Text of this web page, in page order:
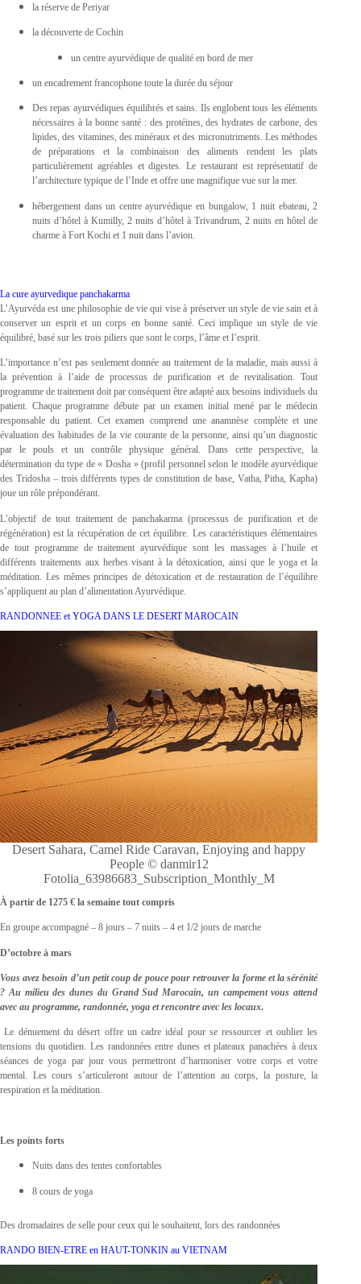
la réserve de Periyar
la découverte de Cochin
un centre ayurvédique de qualité en bord de mer
un encadrement francophone toute la durée du séjour
Des repas ayurvédiques équilibrés et sains. Ils englobent tous les éléments
nécessaires à la bonne santé : des protéines, des hydrates de carbone, des
lipides, des vitamines, des minéraux et des micronutriments. Les méthodes
de préparations et la combinaison des aliments rendent les plats
particulièrement agréables et digestes. Le restaurant est représentatif de
l’architecture typique de l’Inde et offre une magnifique vue sur la mer.
hébergement dans un centre ayurvédique en bungalow, 1 nuit ebateau, 2
nuits d’hôtel à Kumilly, 2 nuits d’hôtel à Trivandrum, 2 nuits en hôtel de
charme à Fort Kochi et 1 nuit dans l’avion.
La cure ayurvedique panchakarma
L’Ayurvéda est une philosophie de vie qui vise à préserver un style de vie sain et à
conserver un esprit et un corps en bonne santé. Ceci implique un style de vie
équilibré, basé sur les trois piliers que sont le corps, l’âme et l’esprit.
L’importance n’est pas seulement donnée au traitement de la maladie, mais aussi à
la prévention à l’aide de processus de purification et de revitalisation. Tout
programme de traitement doit par conséquent être adapté aux besoins individuels du
patient. Chaque programme débute par un examen initial mené par le médecin
responsable du patient. Cet examen comprend une anamnèse complète et une
évaluation des habitudes de la vie courante de la personne, ainsi qu’un diagnostic
par le pouls et un contrôle physique général. Dans cette perspective, la
détermination du type de « Dosha » (profil personnel selon le modèle ayurvédique
des Tridosha – trois différents types de constitution de base, Vatha, Pitha, Kapha)
joue un rôle prépondérant.
L’objectif de tout traitement de panchakarma (processus de purification et de
régénération) est la récupération de cet équilibre. Les caractéristiques élémentaires
de tout programme de traitement ayurvédique sont les massages à l’huile et
différents traitements aux herbes visant à la détoxication, ainsi que le yoga et la
méditation. Les mêmes principes de détoxication et de restauration de l’équilibre
s’appliquent au plan d’alimentation Ayurvédique.
RANDONNEE et YOGA DANS LE DESERT MAROCAIN
Desert Sahara, Camel Ride Caravan, Enjoying and happy
People © danmir12
Fotolia_63986683_Subscription_Monthly_M
À partir de 1275 € la semaine tout compris
En groupe accompagné – 8 jours – 7 nuits – 4 et 1/2 jours de marche
D’octobre à mars
Vous avez besoin d’un petit coup de pouce pour retrouver la forme et la sérénité
? Au milieu des dunes du Grand Sud Marocain, un campement vous attend
avec au programme, randonnée, yoga et rencontre avec les locaux.
Le dénuement du désert offre un cadre idéal pour se ressourcer et oublier les
tensions du quotidien. Les randonnées entre dunes et plateaux panachées à deux
séances de yoga par jour vous permettront d’harmoniser votre corps et votre
mental. Les cours s’articuleront autour de l’attention au corps, la posture, la
respiration et la méditation.
Les points forts
Nuits dans des tentes confortables
8 cours de yoga
Des dromadaires de selle pour ceux qui le souhaitent, lors des randonnées
RANDO BIEN-ETRE en HAUT-TONKIN au VIETNAM